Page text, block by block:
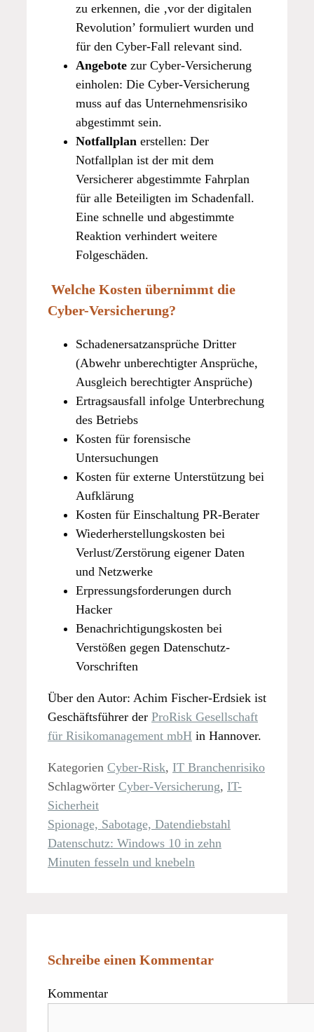
zu erkennen, die ‚vor der digitalen
Revolution’ formuliert wurden und
für den Cyber-Fall relevant sind.
Angebote zur Cyber-Versicherung
einholen: Die Cyber-Versicherung
muss auf das Unternehmensrisiko
abgestimmt sein.
Notfallplan erstellen: Der
Notfallplan ist der mit dem
Versicherer abgestimmte Fahrplan
für alle Beteiligten im Schadenfall.
Eine schnelle und abgestimmte
Reaktion verhindert weitere
Folgeschäden.
Welche Kosten übernimmt die
Cyber-Versicherung?
Schadenersatzansprüche Dritter
(Abwehr unberechtigter Ansprüche,
Ausgleich berechtigter Ansprüche)
Ertragsausfall infolge Unterbrechung
des Betriebs
Kosten für forensische
Untersuchungen
Kosten für externe Unterstützung bei
Aufklärung
Kosten für Einschaltung PR-Berater
Wiederherstellungskosten bei
Verlust/Zerstörung eigener Daten
und Netzwerke
Erpressungsforderungen durch
Hacker
Benachrichtigungskosten bei
Verstößen gegen Datenschutz-
Vorschriften
Über den Autor: Achim Fischer-Erdsiek ist
Geschäftsführer der ProRisk Gesellschaft
für Risikomanagement mbH in Hannover.
Kategorien Cyber-Risk, IT Branchenrisiko
Schlagwörter Cyber-Versicherung, IT-
Sicherheit
Spionage, Sabotage, Datendiebstahl
Datenschutz: Windows 10 in zehn
Minuten fesseln und knebeln
Schreibe einen Kommentar
Kommentar